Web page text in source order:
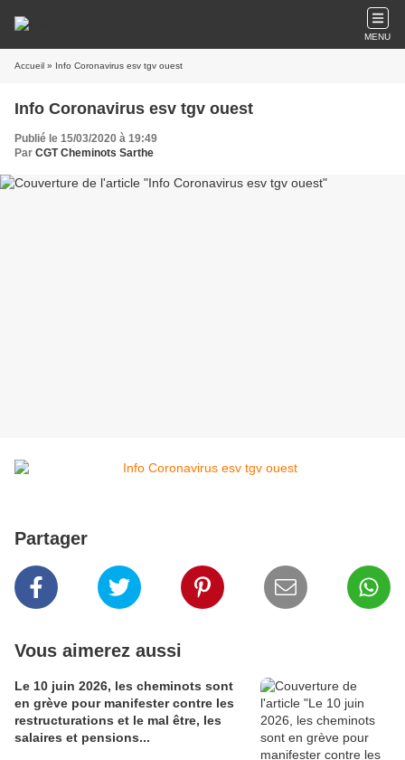
MENU
Accueil » Info Coronavirus esv tgv ouest
Info Coronavirus esv tgv ouest
Publié le 15/03/2020 à 19:49
Par CGT Cheminots Sarthe
Partager
Vous aimerez aussi
Le 10 juin 2026, les cheminots sont
en grève pour manifester contre les
restructurations et le mal être, les
salaires et pensions...